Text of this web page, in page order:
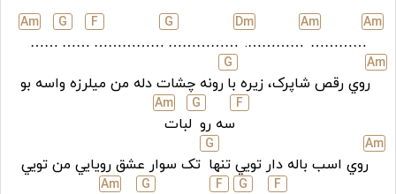
Am
…………
Am
………….
Dm
……………
G
……………
F
……
G
……
Am
Am
روي رقص شاپرک، زيره با
G
رونه چشات دله من ميلرزه واسه بو
F
سه رو
G
لبات
Am
Am
روي اسب باله دار تويي تنها
G
تک سوار عشق رويايي من تويي
F
G
F
G
Am